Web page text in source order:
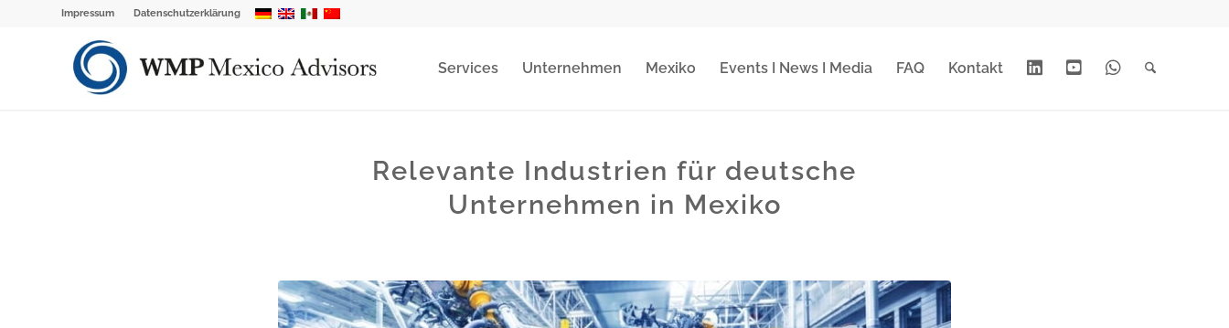
Impressum Datenschutzerklärung
Services Unternehmen Mexiko Events I News I Media FAQ Kontakt LinkedinYoutubeWhats
Relevante Industrien für deutsche
Unternehmen in Mexiko